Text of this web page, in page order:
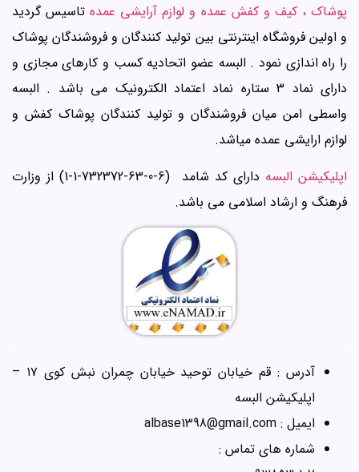
پوشاک ، کیف و کفش عمده و لوازم آرایشی عمدهتاسیس گردید
و اولین فروشگاه اینترنتی بین تولید کنندگان و فروشندگان پوشاک
را راه اندازی نمود . البسه عضو اتحادیه کسب و کارهای مجازی و
دارای نماد 3 ستاره نماد اعتماد الکترونیک می باشد . البسه
واسطی امن میان فروشندگان و تولید کنندگان پوشاک کفش و
لوازم ارایشی عمده میاشد.
اپلیکیشن البسه
دارای کد شامد (6-0-63-732372-1-1) از وزارت
فرهنگ و ارشاد اسلامی می باشد.
آدرس : قم خیابان توحید خیابان چمران نبش کوی ۱۷ –
اپلیکیشن البسه
ایمیل : albase1398@gmail.com
شماره های تماس :